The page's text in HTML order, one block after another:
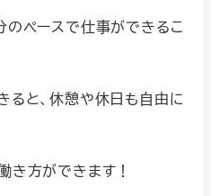
ペースで仕事ができるこ
ると、休憩や休日も自由に
き方ができます！